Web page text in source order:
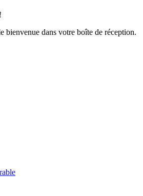
bienvenue dans votre boîte de réception.